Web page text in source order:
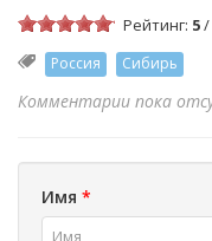
Рейтинг: 5/
Россия Сибирь
Комментарии пока
Имя *